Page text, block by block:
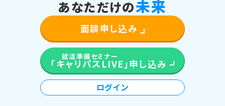
あなただけの未来
面談申し込み
就活準備セミナー
「キャリパスLIVE」申し込み
ログイン